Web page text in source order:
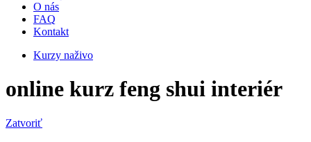
O nás
FAQ
Kontakt
Kurzy naživo
online kurz feng shui interiér
Zatvoriť